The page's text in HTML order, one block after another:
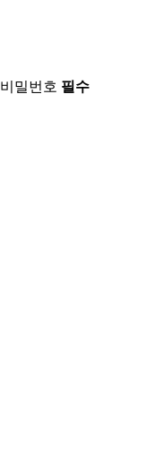
비밀번호 필수